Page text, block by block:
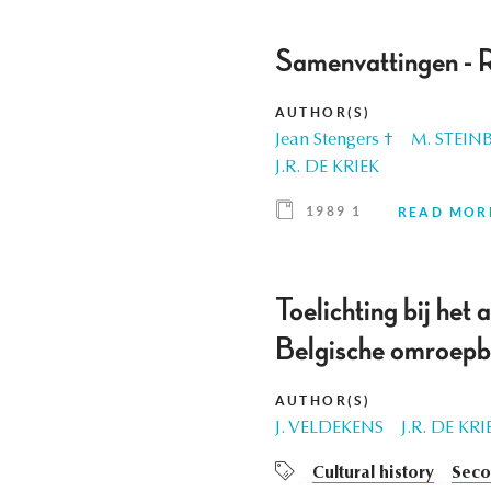
Samenvattingen -
AUTHOR(S)
Jean Stengers †
M.
J.R. DE KRIEK
1989 1 READ
Toelichting bij het
Belgische
AUTHOR(S)
J. VELDEKENS J.R. DE
Cultural history